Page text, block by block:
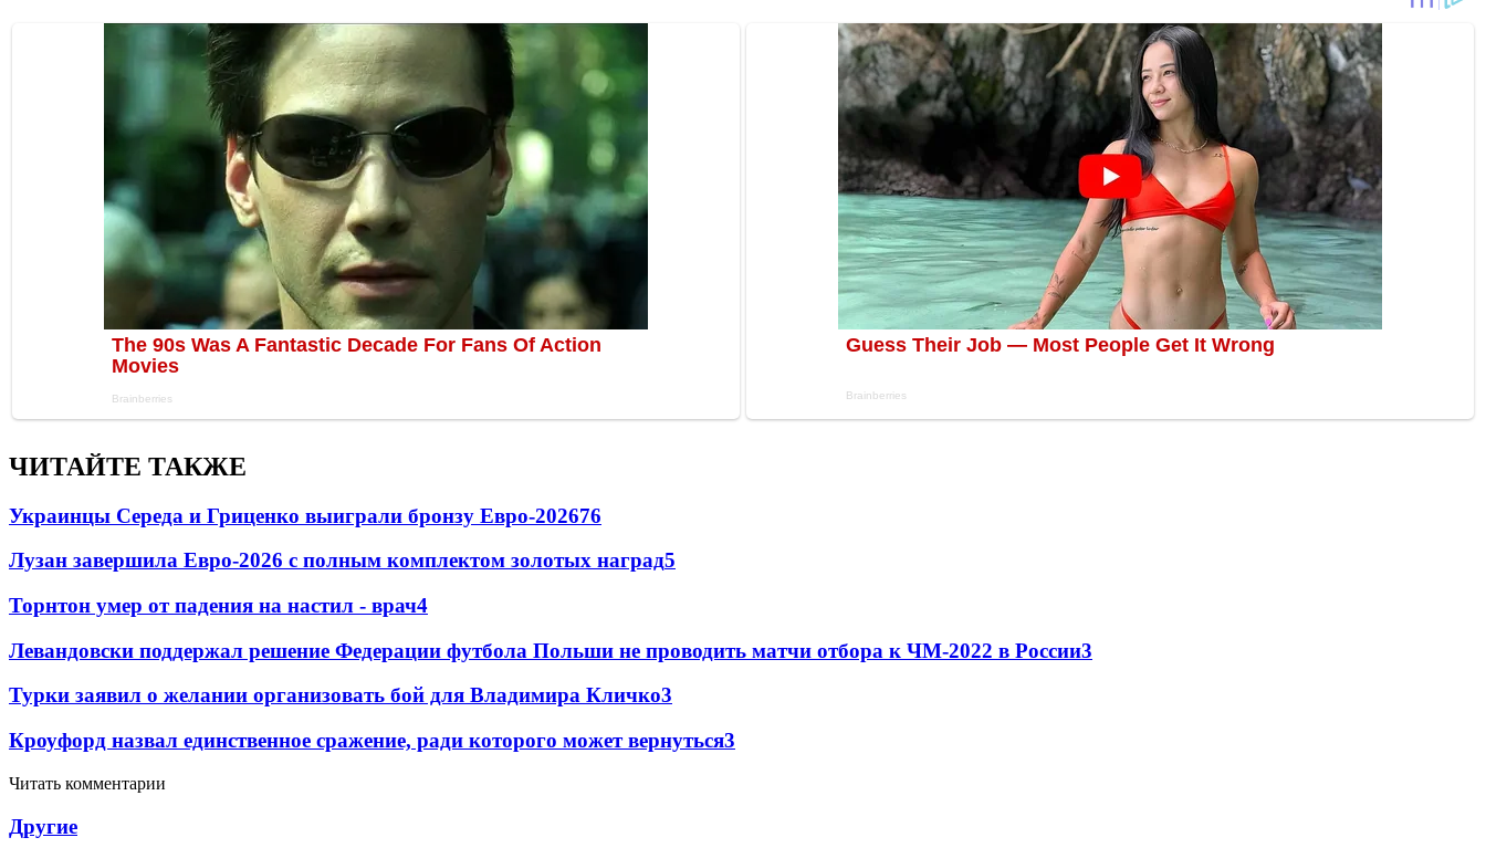
ЧИТАЙТЕ ТАКЖЕ
Украинцы Середа и Гриценко выиграли бронзу Евро-202676
Лузан завершила Евро-2026 с полным комплектом золотых наград5
Торнтон умер от падения на настил - врач4
Левандовски поддержал решение Федерации футбола Польши не проводить матчи отбора к ЧМ-2022 в России3
Турки заявил о желании организовать бой для Владимира Кличко3
Кроуфорд назвал единственное сражение, ради которого может вернуться3
Читать комментарии
Другие